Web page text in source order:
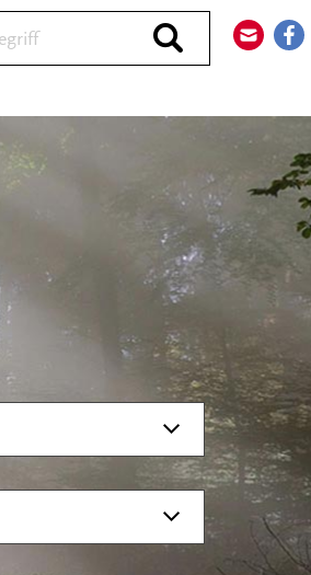
Durchsuchen